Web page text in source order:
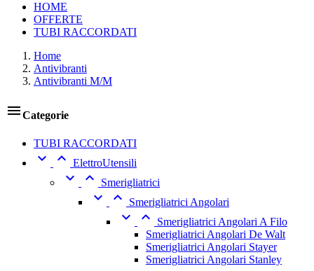
HOME
OFFERTE
TUBI RACCORDATI
Home
Antivibranti
Antivibranti M/M
Categorie
TUBI RACCORDATI
  ElettroUtensili
  Smerigliatrici
  Smerigliatrici Angolari
 
Smerigliatrici Angolari A Filo
Smerigliatrici Angolari De Walt
Smerigliatrici Angolari Stayer
Smerigliatrici Angolari Stanley